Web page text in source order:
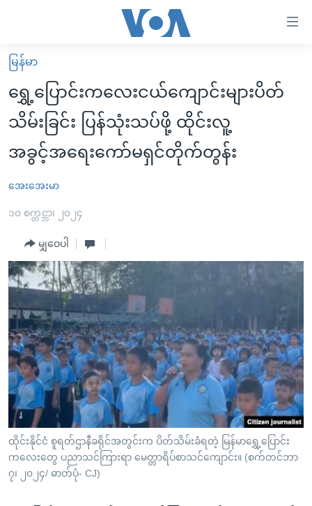
လွယ်ကူ
စေ
သည့်
များ
ပင်မ
ကျော်
ကြည့်
ရန်
အ
ညွန်း
စာမျက်နှာ
သို့
ကျော်
ကြည့်
ရန်
ရှာဖွေ
မူလစာမျက်နှာ
မြန်မာ
ကမ္ဘာ့သတင်းများ
နိုင်ငံတကာ
အစ္စရေး-ပါလက်စတိုင်း
ဗွီဒီယို
အင်္ဂလိပ်စာလေ့လာမယ်
အမေရိကန်သုံးအီဒီယံ
မကြေးမုံရဲ့ အင်္ဂလိပ်စာ
ရုပ်ရှင်ထဲက အင်္ဂလိပ်စာ
သုတပဒေသာ အင်္ဂလိပ်စာ
အပတ်စဉ်ကဏ္ဍများ
ရေဒီယို
ရေဒီယိုနှင့်ရုပ်သံ အချက်အလက်များ
ရေဒီယို/တီဗွီအစီအစဉ်
Learning English
ဗွီအိုအေ လူမှုကွန်ယက်များ
ဘာသာစကားများ
မြန်မာ
ရွှေ့ပြောင်းကလေးငယ်ကျောင်းများပိတ်
သိမ်းခြင်း ပြန်သုံးသပ်ဖို့ ထိုင်းလူ့
အခွင့်အရေးကော်မရှင်တိုက်တွန်း
အေးအေးမာ
၁၀ စက္တင္ဘာ၊ ၂၀၂၄
မျှဝေပါ
ထိုင်းနိုင်ငံ စူရတ်ဌာနီခရိုင်အတွင်းက ပိတ်သိမ်းခံရတဲ့ မြန်မာရွှေ့ပြောင်း
ကလေးတွေ ပညာသင်ကြားရာ မေတ္တာရိပ်စာသင်ကျောင်း။ (စက်တင်ဘာ
၇၊ ၂၀၂၄/ ဓာတ်ပုံ- CJ)